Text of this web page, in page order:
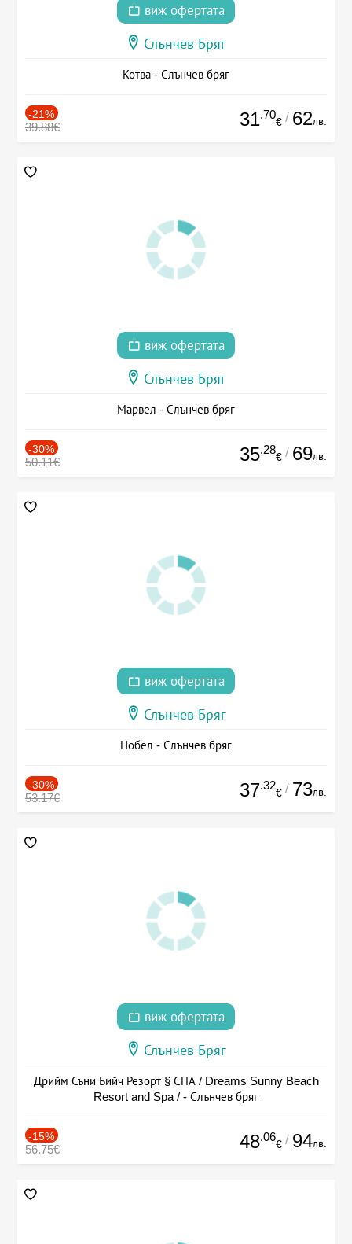
виж офертата
Слънчев Бряг
Котва - Слънчев бряг
-21%
39.88€ 31.70
€ / 62лв.
виж офертата
Слънчев Бряг
Марвел - Слънчев бряг
-30%
50.11€ 35.28
€ / 69лв.
виж офертата
Слънчев Бряг
Нобел - Слънчев бряг
-30%
53.17€ 37.32
€ / 73лв.
виж офертата
Слънчев Бряг
Дрийм Съни Бийч Резорт § СПА / Dreams Sunny Beach
Resort and Spa / - Слънчев бряг
-15%
56.75€ 48.06
€ / 94лв.